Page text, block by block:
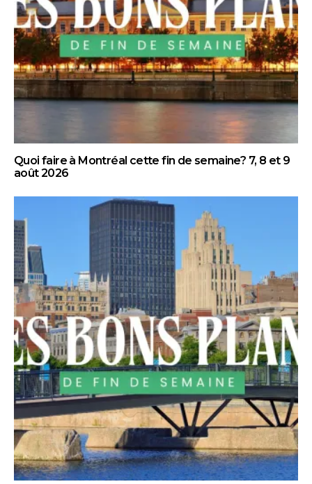
Quoi faire à Montréal cette fin de semaine? 7, 8 et 9
août 2026